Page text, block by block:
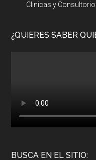
Clinicas y
¿QUIERES SABER
BUSCA EN EL SITIO: